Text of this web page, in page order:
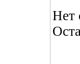
Нет